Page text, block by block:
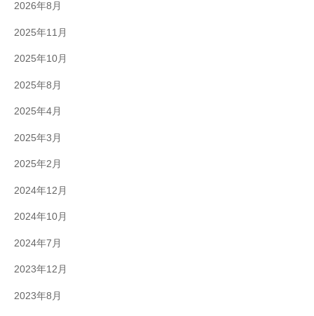
2026年8月
2025年11月
2025年10月
2025年8月
2025年4月
2025年3月
2025年2月
2024年12月
2024年10月
2024年7月
2023年12月
2023年8月